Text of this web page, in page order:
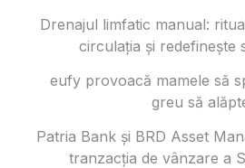
Drenajul limfatic manual:
circulația și redefinește
eufy provoacă mamele să
greu să
Patria Bank și BRD Asset
tranzacția de vânzare a